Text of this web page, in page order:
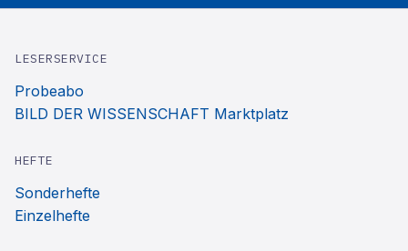
LESERSERVICE
Probeabo
BILD DER WISSENSCHAFT Marktplatz
HEFTE
Sonderhefte
Einzelhefte